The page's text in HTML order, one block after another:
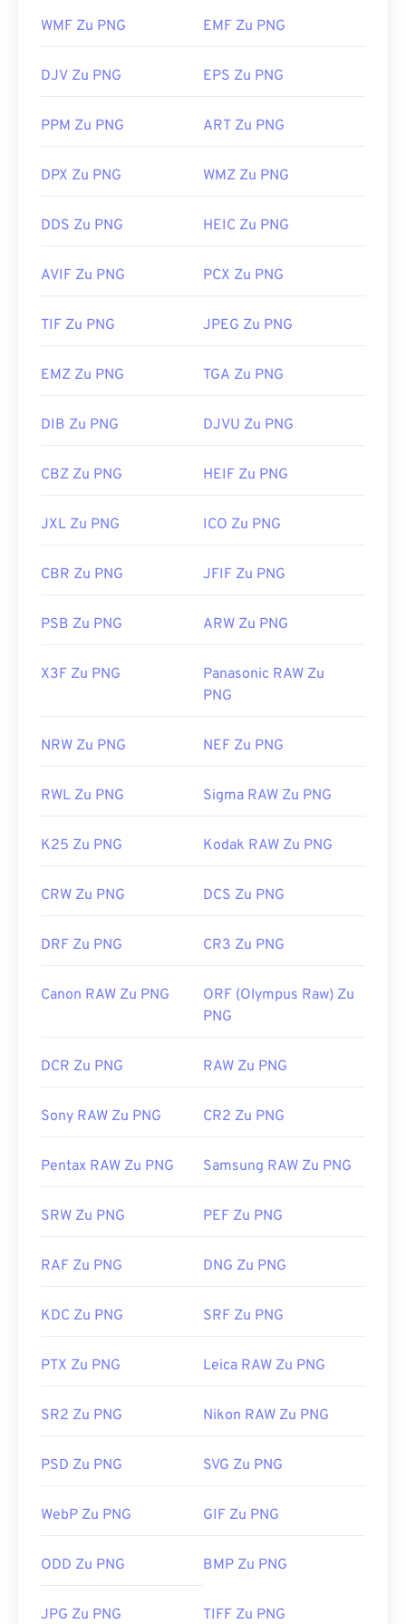
von PNG-Dateien. PNG-Dateien sind etwas größer
Einfügen in eine Webseite vorsichtig. Ein
insbesondere einen transparenten Hintergrund.
Erstveröffentlichung:
1. Oktober 1996
LifeWire-Artikel zu PNGs
Wiki-Artikel zu PNGs
Verwenden Sie unseren
Farbwähler,um Farben aus
WMF Zu PNG EMF Zu PNG
DJV Zu PNG EPS Zu PNG
PPM Zu PNG ART Zu PNG
DPX Zu PNG WMZ Zu PNG
DDS Zu PNG HEIC Zu PNG
AVIF Zu PNG PCX Zu PNG
TIF Zu PNG JPEG Zu PNG
EMZ Zu PNG TGA Zu PNG
DIB Zu PNG DJVU Zu PNG
CBZ Zu PNG HEIF Zu PNG
JXL Zu PNG ICO Zu PNG
CBR Zu PNG JFIF Zu PNG
PSB Zu PNG ARW Zu PNG
X3F Zu PNG
Panasonic RAW Zu
PNG
NRW Zu PNG NEF Zu PNG
RWL Zu PNG Sigma RAW Zu PNG
K25 Zu PNG Kodak RAW Zu PNG
CRW Zu PNG DCS Zu PNG
DRF Zu PNG CR3 Zu PNG
Canon RAW Zu PNG
ORF (Olympus Raw) Zu
PNG
DCR Zu PNG RAW Zu PNG
Sony RAW Zu PNG CR2 Zu PNG
Pentax RAW Zu PNG Samsung RAW Zu PNG
SRW Zu PNG PEF Zu PNG
RAF Zu PNG DNG Zu PNG
KDC Zu PNG SRF Zu PNG
PTX Zu PNG Leica RAW Zu PNG
SR2 Zu PNG Nikon RAW Zu PNG
PSD Zu PNG SVG Zu PNG
WebP Zu PNG GIF Zu PNG
ODD Zu PNG BMP Zu PNG
JPG Zu PNG TIFF Zu PNG